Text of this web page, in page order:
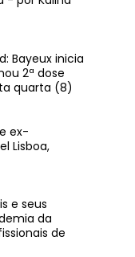
Bayeux inicia
2ª dose
quarta (8)
ex-
Lisboa,
e seus
da
de